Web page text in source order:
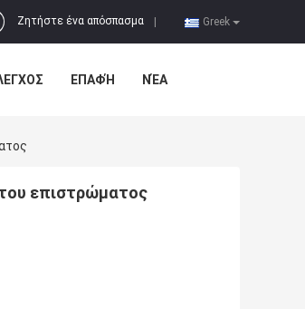
Greek
Ζητήστε ένα απόσπασμα
ΕΠΑΦΉ ΝΈΑ
επιστρώματος